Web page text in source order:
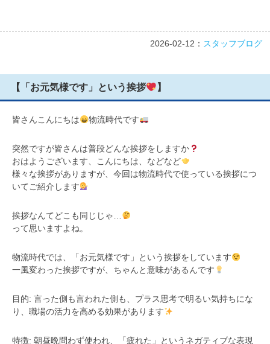
2026-02-12： スタッフブログ
【「お元気様です」という挨拶 】
皆さんこんにちは 物流時代です
突然ですが皆さんは普段どんな挨拶をしますか
おはようございます、こんにちは、などなど
様々な挨拶がありますが、今回は物流時代で使っている挨拶につ
いてご紹介します
挨拶なんてどこも同じじゃ…
って思いますよね。
物流時代では、「お元気様です」という挨拶をしています
一風変わった挨拶ですが、ちゃんと意味があるんです
目的: 言った側も言われた側も、プラス思考で明るい気持ちにな
り、職場の活力を高める効果があります
特徴: 朝昼晩問わず使われ、「疲れた」というネガティブな表現